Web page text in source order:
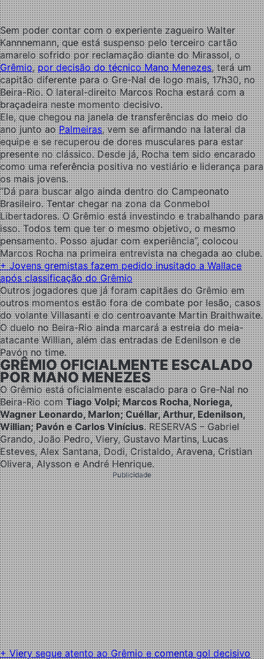
Sem poder contar com o experiente zagueiro Walter
Kannnemann, que está suspenso pelo terceiro cartão
amarelo sofrido por reclamação diante do Mirassol, o
Grêmio,por decisão do técnico Mano Menezes, terá um
capitão diferente para o Gre-Nal de logo mais, 17h30, no
Beira-Rio. O lateral-direito Marcos Rocha estará com a
braçadeira neste momento decisivo.
Ele, que chegou na janela de transferências do meio do
ano junto aoPalmeiras, vem se afirmando na lateral da
equipe e se recuperou de dores musculares para estar
presente no clássico. Desde já, Rocha tem sido encarado
como uma referência positiva no vestiário e liderança para
os mais jovens.
“Dá para buscar algo ainda dentro do Campeonato
Brasileiro. Tentar chegar na zona da Conmebol
Libertadores. O Grêmio está investindo e trabalhando para
isso. Todos tem que ter o mesmo objetivo, o mesmo
pensamento. Posso ajudar com experiência”, colocou
Marcos Rocha na primeira entrevista na chegada ao clube.
+ Jovens gremistas fazem pedido inusitado a Wallace
após classificação do Grêmio
Outros jogadores que já foram capitães do Grêmio em
outros momentos estão fora de combate por lesão, casos
do volante Villasanti e do centroavante Martin Braithwaite.
O duelo no Beira-Rio ainda marcará a estreia do meia-
atacante Willian, além das entradas de Edenilson e de
Pavón no time.
GRÊMIO OFICIALMENTE ESCALADO
POR MANO MENEZES
O Grêmio está oficialmente escalado para o Gre-Nal no
Beira-Rio comTiago Volpi; Marcos Rocha, Noriega,
Wagner Leonardo, Marlon; Cuéllar, Arthur, Edenilson,
Willian; Pavón e Carlos Vinícius. RESERVAS – Gabriel
Grando, João Pedro, Viery, Gustavo Martins, Lucas
Esteves, Alex Santana, Dodi, Cristaldo, Aravena, Cristian
Olivera, Alysson e André Henrique.
Publicidade
+ Viery segue atento ao Grêmio e comenta gol decisivo